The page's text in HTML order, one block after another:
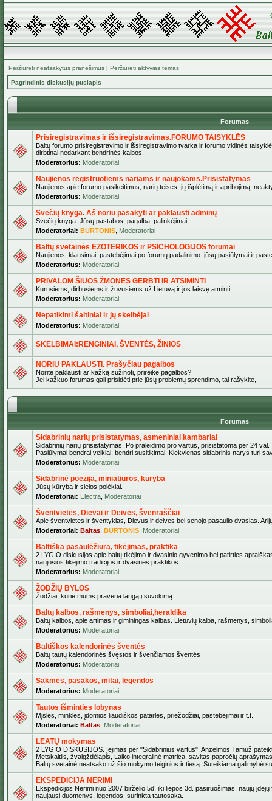
Peržiūrėti neatsakytus pranešimus | Peržiūrėti aktyvias temas
Pagrindinis diskusijų puslapis
Forumas
Prisiregistravimas ir išsiregistravimas.FORUMO TAISYKLĖS
Baltų forumo prisiregistravimo ir išsiregistravimo tvarka ir forumo vidinės
dirbtinai nedarkant bendrinės kalbos.
Moderatorius: Moderatoriai
Naujienos registruotiems nariams ir naujokams.Prisistatymas
Naujienos apie forumo pasikeitimus, narių teises, jų išplėtimą ir apribojimą,
Moderatorius: Moderatoriai
Svečių knyga. Aš noriu pasakyti ar paklausti adminų
Svečių knyga. Jūsų pastabos, pagalba, palinkėjimai.
Moderatoriai: BURTONIS Moderatoriai
Baltų svetainės EZOTERIKOS ir PSICHOLOGIJOS forumai
Naujienos, klausimai, pastebėjimai po forumų padalinimo. jūsų pasiūlymai ir
Moderatorius: Moderatoriai
PRIVALOM ŠIUOS ŽMONES GERBTI IR ATSIMINTI
Kurusiems, dirbusiems ir žuvusiems už Lietuvą ir jos laisvę atminti.
Moderatorius: Moderatoriai
Nepatikimi šaltiniai ir jų skelbėjai
Moderatorius: Moderatoriai
SKELBIMAI:RENGINIAI, ŠVENTĖS, ŽINIOS
NORIU PAKLAUSTI. Prašyčiau pagalbos
Norite paklausti ar kažką sužinoti, prireikė pagalbos?
Jei kažkuo forumas gali prisidėti prie jūsų problemų sprendimo, tai rašykite,
Forumas
Sidabrinių narių prisistatymas, asmeniniai kambariai
Sidabrinių narių prisistatymas, Po praleidimo pro vartus, prisistatoma per 24 val.
Pasiūlymai bendrai veiklai, bendri susitikimai. Kiekvienas sidabrinis narys turi
Moderatorius: Moderatoriai
Sidabrinė poezija, miniatiūros, kūryba
Jūsų kūryba ir sielos polėkiai.
Moderatoriai: Electra Moderatoriai
Šventvietės, Dievai ir Deivės, švenraščiai
Apie šventvietes ir šventyklas, Dievus ir deives bei senojo pasaulio dvasias.
Moderatoriai: Baltas BURTONIS Moderatoriai
Baltiška pasaulėžiūra, tikėjimas, praktika
2 LYGIO diskusijos apie baltų tikėjimo ir dvasinio gyvenimo bei patirties
naujosios tikėjimo tradicijos ir dvasinės praktikos
Moderatorius: Moderatoriai
ŽODŽIŲ BYLOS
Žodžiai, kurie mums praveria langą į suvokimą
Baltų kalbos, rašmenys, simboliai,heraldika
Baltų kalbos, apie artimas ir giminingas kalbas. Lietuvių kalba, rašmenys,
Moderatorius: Moderatoriai
Baltiškos kalendorinės šventės
Baltų tautų kalendorinės švęstos ir švenčiamos šventės
Moderatorius: Moderatoriai
Sakmės, pasakos, mitai, legendos
Moderatorius: Moderatoriai
Tautos išminties lobynas
Mįslės, minklės, įdomios liaudiškos patarlės, priežodžiai, pastebėjimai ir t.t.
Moderatoriai: Baltas Moderatoriai
LEATŲ mokymas
2 LYGIO DISKUSIJOS. Įėjimas per "Sidabrinius vartus". Anzelmos Tamūž
Metskaitlis, žvaigždėlapis, Laiko integralinė matrica, savitas papročių
Baltų svetainė neatsako už šio mokymo teiginius ir tiesą. Suteikiama galimybė
EKSPEDICIJA NERIMI
Ekspedicijos Nerimi nuo 2007 birželio 5d. iki liepos 3d. pasiruošimas, naujų
naujausi duomenys, legendos, surinkta tautosaka.